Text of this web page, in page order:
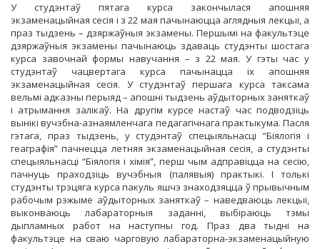
У студэнтаў пятага курса закончылася апошняя
экзаменацыйная сесія і з 22 мая пачынаюцца аглядныя лекцыі, а
праз тыдзень – дзяржаўныя экзамены. Першымі на факультэце
дзяржаўныя экзамены пачынаюць здаваць студэнты шостага
курса завочнай формы навучання – з 22 мая. У гэты час у
студэнтаў чацвертага курса пачынацца іх апошняя
экзаменацыйная сесія. У студэнтаў першага курса таксама
вельмі адказны перыяд – апошні тыдзень аўдыторных заняткаў
і атрымання залікаў. На другім курсе настаў час подводзіць
вынікі вучэбна-азнаямленчага педагагічнага практыкума. Пасля
гэтага, праз тыдзень, у студэнтаў спецыяльнасці “Біялогія і
геаграфія” пачнецца летняя экзаменацыйная сесія, а студэнты
спецыяльнасці “Біялогія і хімія”, перш чым адправіцца на сесію,
пачнуць праходзіць вучэбныя (палявыя) практыкі. І толькі
студэнты трэцяга курса пакуль яшчэ знаходзяцца ў прывычным
рабочым рэжыме аўдыторных заняткаў – наведваюць лекцыі,
выконваюць лабараторныя заданні, выбіраюць тэмы
дыпламных работ на наступны год. Праз два тыдні на
факультэце на сваю чарговую лабараторна-экзаменацыйную